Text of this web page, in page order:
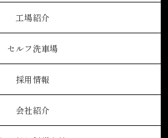
工場紹介
セルフ洗車場
採用情報
会社紹介